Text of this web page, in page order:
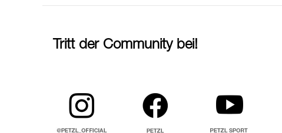
Tritt der Community bei!